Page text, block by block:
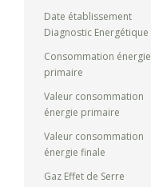
Date établissement
Diagnostic Energétique
Consommation énergie
primaire
Valeur consommation
énergie primaire
Valeur consommation
énergie finale
Gaz Effet de Serre